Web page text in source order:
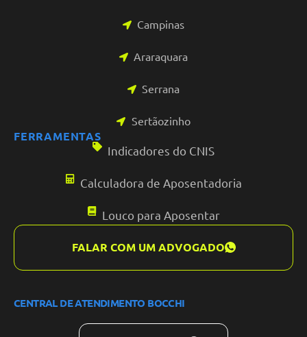
Campinas
Araraquara
Serrana
Sertãozinho
FERRAMENTAS
Indicadores do CNIS
Calculadora de Aposentadoria
Louco para Aposentar
FALAR COM UM ADVOGADO
CENTRAL DE ATENDIMENTO BOCCHI